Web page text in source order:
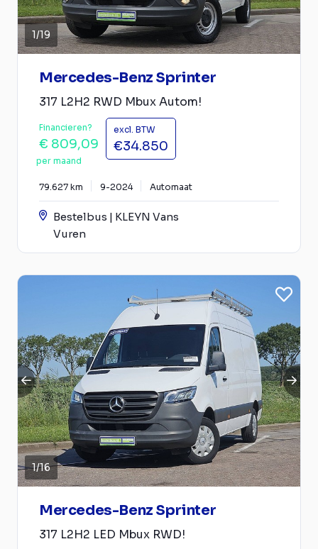
1/19
Mercedes-Benz Sprinter
317 L2H2 RWD Mbux Autom!
Financieren?
€ 809,09
per maand
excl. BTW
€34.850
79.627 km 9-2024 Automaat
Bestelbus | KLEYN Vans
Vuren
1/16
Mercedes-Benz Sprinter
317 L2H2 LED Mbux RWD!